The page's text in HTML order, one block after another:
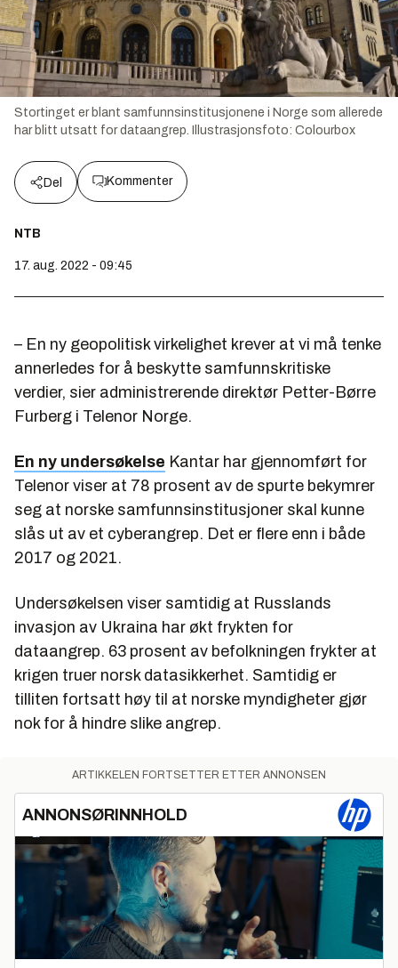
Stortinget er blant samfunnsinstitusjonene i Norge som allerede
har blitt utsatt for dataangrep.
Illustrasjonsfoto: Colourbox
Del Kommenter
NTB
17. aug. 2022 - 09:45
– En ny geopolitisk virkelighet krever at vi må tenke
annerledes for å beskytte samfunnskritiske
verdier, sier administrerende direktør Petter-Børre
Furberg i Telenor Norge.
En ny undersøkelse Kantar har gjennomført for
Telenor viser at 78 prosent av de spurte bekymrer
seg at norske samfunnsinstitusjoner skal kunne
slås ut av et cyberangrep. Det er flere enn i både
2017 og 2021.
Undersøkelsen viser samtidig at Russlands
invasjon av Ukraina har økt frykten for
dataangrep. 63 prosent av befolkningen frykter at
krigen truer norsk datasikkerhet. Samtidig er
tilliten fortsatt høy til at norske myndigheter gjør
nok for å hindre slike angrep.
ARTIKKELEN FORTSETTER ETTER ANNONSEN
ANNONSØRINNHOLD